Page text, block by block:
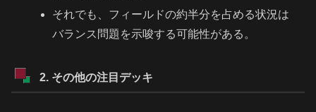
それでも、フィールドの約半分を占める状況は
バランス問題を示唆する可能性がある。
2. その他の注目デッキ